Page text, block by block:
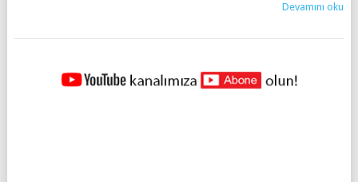
Devamını oku
YAZILAR